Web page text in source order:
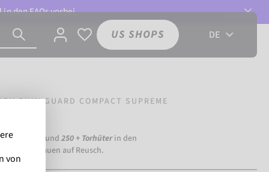
in denFAQsvorbei.
US SHOPS DE
SHIN GUARD COMPACT SUPREME
Dortmund) und 250 + Torhüter in den
vertrauen auf Reusch.
von